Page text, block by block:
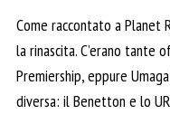
Come raccontato a Planet
la rinascita. C’erano
Premiership, eppure
diversa: il Benetton e lo